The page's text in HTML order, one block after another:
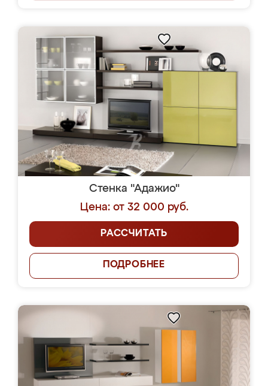
Стенка "Адажио"
Цена: от 32 000 руб.
РАССЧИТАТЬ
ПОДРОБНЕЕ